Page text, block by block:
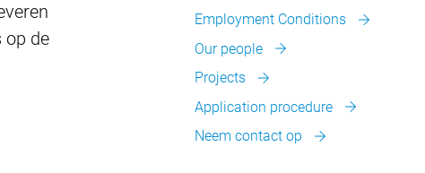
op de
Employment Conditions
Our people
Projects
Application procedure
Neem contact op